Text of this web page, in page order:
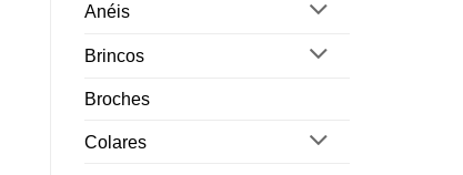
Anéis
Brincos
Broches
Colares